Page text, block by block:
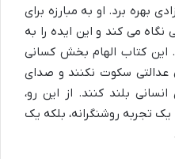
بهره برد. او به مبارزه برای
می کند و این ایده را به
این کتاب الهام بخش کسانی
عدالتی سکوت نکنند و صدای
بلند کنند. از این رو،
یک تجربه روشنگرانه، بلکه یک